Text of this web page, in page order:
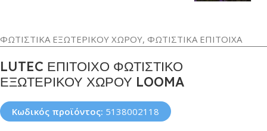
ΦΩΤΙΣΤΙΚΑ ΕΞΩΤΕΡΙΚΟΥ ΧΩΡΟΥ, ΦΩΤΙΣΤΙΚΑ ΕΠΙΤΟΙΧΑ
LUTEC ΕΠΙΤΟΙΧΟ ΦΩΤΙΣΤΙΚΟ
ΕΞΩΤΕΡΙΚΟΥ ΧΩΡΟΥ LOOMA
Κωδικός προϊόντος: 5138002118